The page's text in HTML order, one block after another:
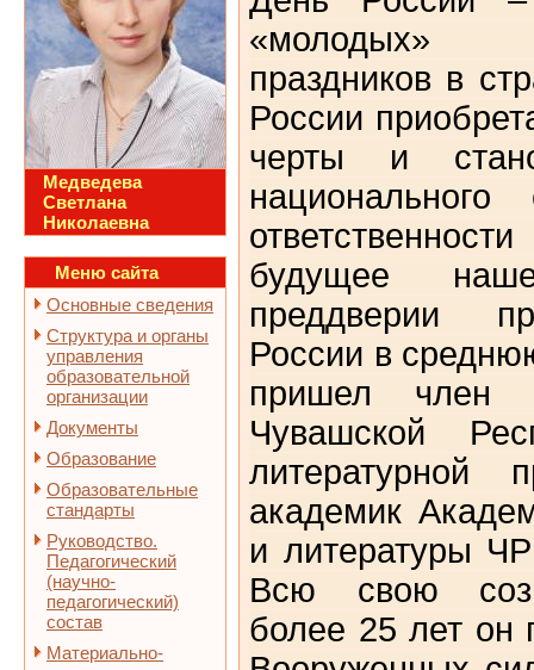
Медведева
Светлана
Николаевна
Меню сайта
Основные сведения
Структура и органы
управления
образовательной
организации
Документы
Образование
Образовательные
стандарты
Руководство.
Педагогический
(научно-
педагогический)
состав
Материально-
«молодых»
праздников в
России
черты и
будущее
преддверии
России в
пришел член
Чувашской
литературной
академик
и литературы
Всю свою
более 25 лет он